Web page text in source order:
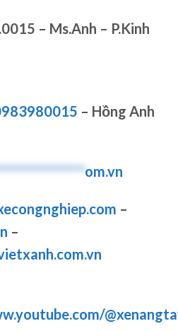
– Ms.Anh – P.Kinh
– Hồng Anh
om.vn
–
–